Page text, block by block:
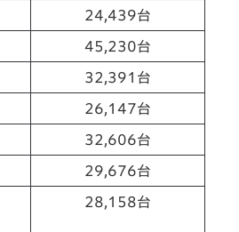
24,439台
45,230台
32,391台
26,147台
32,606台
29,676台
28,158台